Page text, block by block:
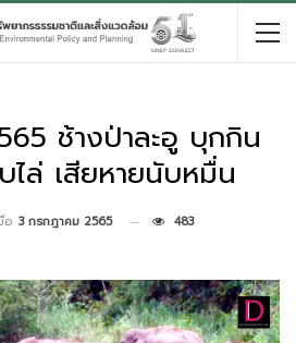
ช้างป่าละอู บุกกิน
ไล่ เสียหายนับหมื่น
อ 3 กรกฎาคม 2565 483